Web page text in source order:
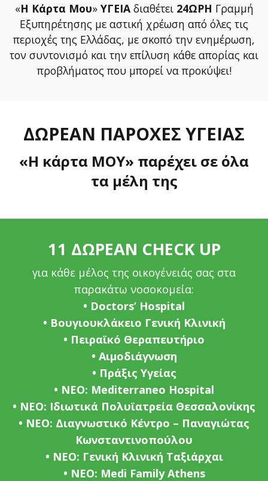
«Η Κάρτα Μου» ΥΓΕΙΑδιαθέτει 24ΩΡΗ Γραμμή
Εξυπηρέτησης με αστική χρέωση από όλες τις
περιοχές της Ελλάδας, με σκοπό την ενημέρωση,
τον συντονισμό και την επίλυση κάθε απορίας και
προβλήματος που μπορεί να προκύψει!
ΔΩΡΕΑΝ ΠΑΡΟΧΕΣ ΥΓΕΙΑΣ
«Η κάρτα ΜΟΥ» παρέχει σε όλα
τα μέλη της
11 ΔΩΡΕΑΝ CHECK UP
για κάθε μέλος της οικογένειάς σας στα
παρακάτω νοσοκομεία:
• Doctors’ Hospital
• Βουγιουκλάκειο Γενική Κλινική
• Πειραϊκό Θεραπευτήριο
• Αιμοδιάγνωση
• Πράξις Υγείας
• ΝΕΟ: Mediterraneo Hospital
• ΝΕΟ: Ιδιωτικά Πολυϊατρεία Θεσσαλονίκης
• ΝΕΟ: Διαγνωστικό Κέντρο – Παναγιώτας
Κωνσταντινοπούλου
• ΝΕΟ: Γενική Κλινική Ταξιάρχαι
• ΝΕΟ: Medi Family Athens